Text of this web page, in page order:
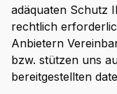
adäquaten Schutz
rechtlich
Anbietern
bzw. stützen uns
bereitgestellten